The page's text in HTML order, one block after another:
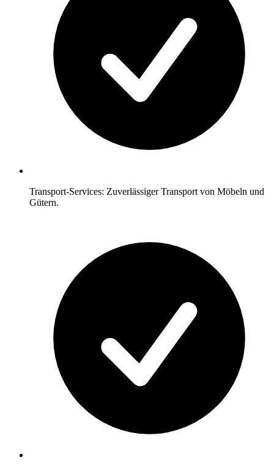
Transport-Services: Zuverlässiger Transport von Möbeln und
Gütern.